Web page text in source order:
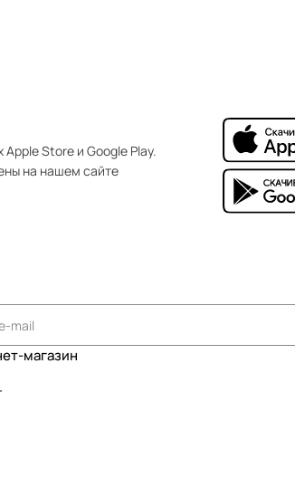
Store и Google Play.
на нашем сайте
магазин